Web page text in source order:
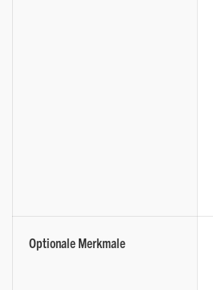
Optionale Merkmale